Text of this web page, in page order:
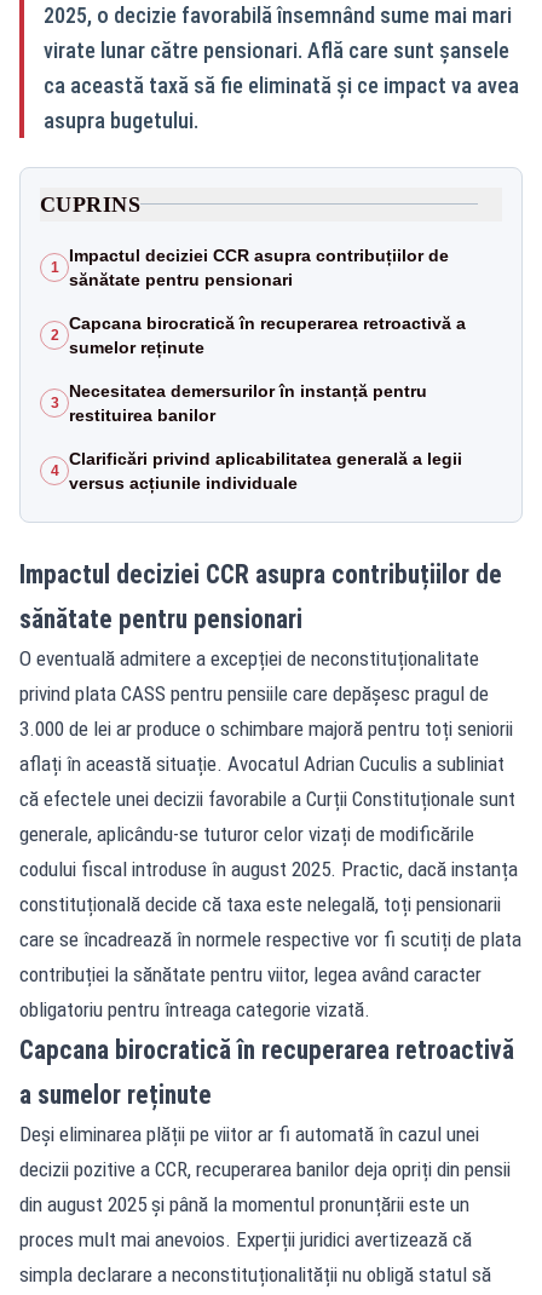
2025, o decizie favorabilă însemnând sume mai mari
virate lunar către pensionari. Află care sunt șansele
ca această taxă să fie eliminată și ce impact va avea
asupra bugetului.
CUPRINS
1
Impactul deciziei CCR asupra contribuțiilor de
sănătate pentru pensionari
2
Capcana birocratică în recuperarea retroactivă a
sumelor reținute
3
Necesitatea demersurilor în instanță pentru
restituirea banilor
4
Clarificări privind aplicabilitatea generală a legii
versus acțiunile individuale
Impactul deciziei CCR asupra contribuțiilor de
sănătate pentru pensionari
O eventuală admitere a excepției de neconstituționalitate
privind plata CASS pentru pensiile care depășesc pragul de
3.000 de lei ar produce o schimbare majoră pentru toți seniorii
aflați în această situație. Avocatul Adrian Cuculis a subliniat
că efectele unei decizii favorabile a Curții Constituționale sunt
generale, aplicându-se tuturor celor vizați de modificările
codului fiscal introduse în august 2025. Practic, dacă instanța
constituțională decide că taxa este nelegală, toți pensionarii
care se încadrează în normele respective vor fi scutiți de plata
contribuției la sănătate pentru viitor, legea având caracter
obligatoriu pentru întreaga categorie vizată.
Capcana birocratică în recuperarea retroactivă
a sumelor reținute
Deși eliminarea plății pe viitor ar fi automată în cazul unei
decizii pozitive a CCR, recuperarea banilor deja opriți din pensii
din august 2025 și până la momentul pronunțării este un
proces mult mai anevoios. Experții juridici avertizează că
simpla declarare a neconstituționalității nu obligă statul să